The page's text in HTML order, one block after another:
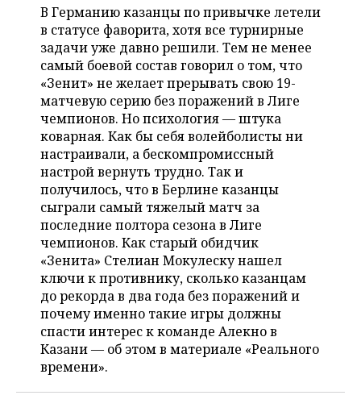
ВУЗЫ ТАТАРСТАНА
КОМУ ПРИНАДЛЕЖАТ
ТОРГОВЫЕ ЦЕНТРЫ
ТАТАРСТАНА
БАНКИ
БЮДЖЕТ
ИНВЕСТИЦИИ
АГРОПРОМ
МАШИНОСТРОЕНИЕ
НЕФТЕХИМИЯ
НЕФТЬ
ОПК
ЭНЕРГЕТИКА
НОВОСТИ НЕДВИЖИМОСТИ
АВТО
НОВОСТИ АВТО
БИЗНЕС
НОВОСТИ БИЗНЕСА
РОЗНИЧНАЯ ТОРГОВЛЯ
ТРАНСПОРТ
УСЛУГИ
ТЕХНОЛОГИИ
НОВОСТИ ТЕХНОЛОГИЙ
МЕДИА
ТЕЛЕКОММУНИКАЦИИ
МЕРОПРИЯТИЯ
НОВОСТИ МЕРОПРИЯТИЙ
ВЫЕЗДНАЯ РЕДАКЦИЯ
БИЗНЕС-БРАНЧИ
ONLINE-КОНФЕРЕНЦИИ
ОТКРЫТАЯ ЛЕКЦИЯ
СПОРТ
НОВОСТИ СПОРТА
ФУТБОЛ
ХОККЕЙ
БАСКЕТБОЛ
ВОЛЕЙБОЛ
КИБЕРСПОРТ
ОБЩЕСТВО
НОВОСТИ ОБЩЕСТВА
ВЛАСТЬ
ИНФРАСТРУКТУРА
ИСТОРИЯ
КУЛЬТУРА
ФОТОГАЛЕРЕЯ
СЮЖЕТЫ
СПРАВОЧНИК
СПИСОК ПЕРСОН
СПИСОК КОМПАНИЙ
ПОЛНАЯ ВЕРСИЯ
В Германию казанцы по привычке летели
в статусе фаворита, хотя все турнирные
задачи уже давно решили. Тем не менее
самый боевой состав говорил о том, что
«Зенит» не желает прерывать свою 19-
матчевую серию без поражений в Лиге
чемпионов. Но психология — штука
коварная. Как бы себя волейболисты ни
настраивали, а бескомпромиссный
настрой вернуть трудно. Так и
получилось, что в Берлине казанцы
сыграли самый тяжелый матч за
последние полтора сезона в Лиге
чемпионов. Как старый обидчик
«Зенита» Стелиан Мокулеску нашел
ключи к противнику, сколько казанцам
до рекорда в два года без поражений и
почему именно такие игры должны
спасти интерес к команде Алекно в
Казани — об этом в материале «Реального
времени».